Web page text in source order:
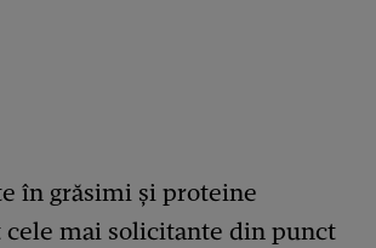
în grăsimi și proteine
cele mai solicitante din punct